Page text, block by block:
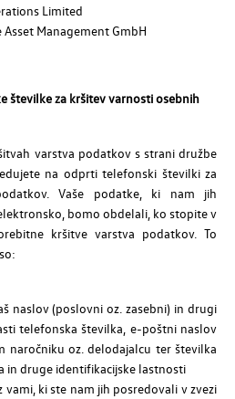
Limited
Management GmbH
številke za kršitev varnosti osebnih
varstva podatkov s strani družbe
na odprti telefonski številki za
Vaše podatke, ki nam jih
bomo obdelali, ko stopite v
kršitve varstva podatkov. To
naslov (poslovni oz. zasebni) in drugi
telefonska številka, e-poštni naslov
naročniku oz. delodajalcu ter številka
in druge identifikacijske lastnosti
ki ste nam jih posredovali v zvezi